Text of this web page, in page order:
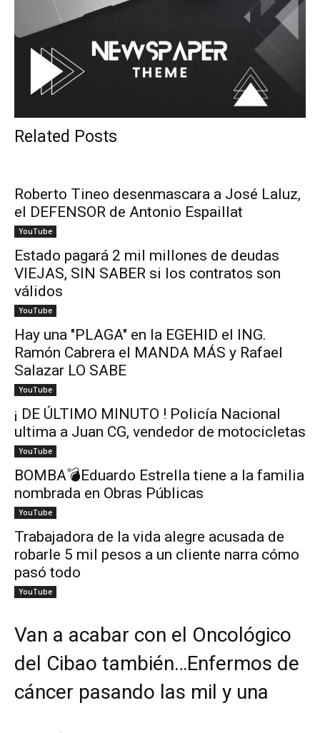
Related Posts
Roberto Tineo desenmascara a José Laluz,
el DEFENSOR de Antonio Espaillat
YouTube
Estado pagará 2 mil millones de deudas
VIEJAS, SIN SABER si los contratos son
válidos
YouTube
Hay una "PLAGA" en la EGEHID el ING.
Ramón Cabrera el MANDA MÁS y Rafael
Salazar LO SABE
YouTube
¡ DE ÚLTIMO MINUTO ! Policía Nacional
ultima a Juan CG, vendedor de motocicletas
YouTube
BOMBA💣Eduardo Estrella tiene a la familia
nombrada en Obras Públicas
YouTube
Trabajadora de la vida alegre acusada de
robarle 5 mil pesos a un cliente narra cómo
pasó todo
YouTube
Van a acabar con el Oncológico
del Cibao también…Enfermos de
cáncer pasando las mil y una